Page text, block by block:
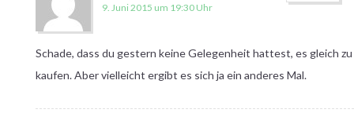
9. Juni 2015 um 19:30 Uhr
Schade, dass du gestern keine Gelegenheit hattest, es gleich zu
kaufen. Aber vielleicht ergibt es sich ja ein anderes Mal.